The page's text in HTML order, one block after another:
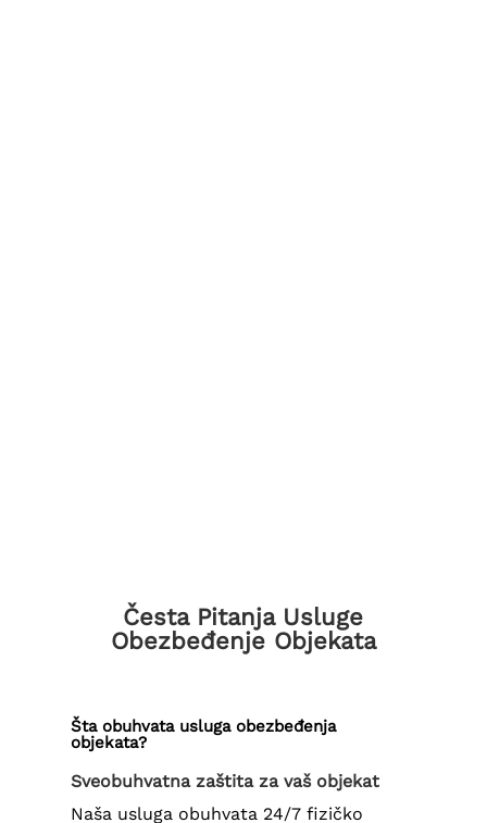
Česta Pitanja Usluge
Obezbeđenje Objekata
Šta obuhvata usluga obezbeđenja
objekata?
Sveobuhvatna zaštita za vaš objekat
Naša usluga obuhvata 24/7 fizičko